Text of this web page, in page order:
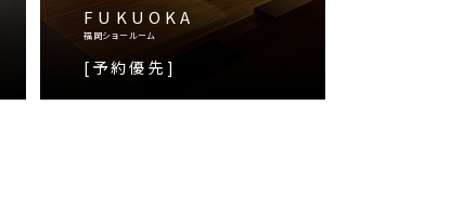
FUKUOKA
福岡ショールーム
[予約優先]